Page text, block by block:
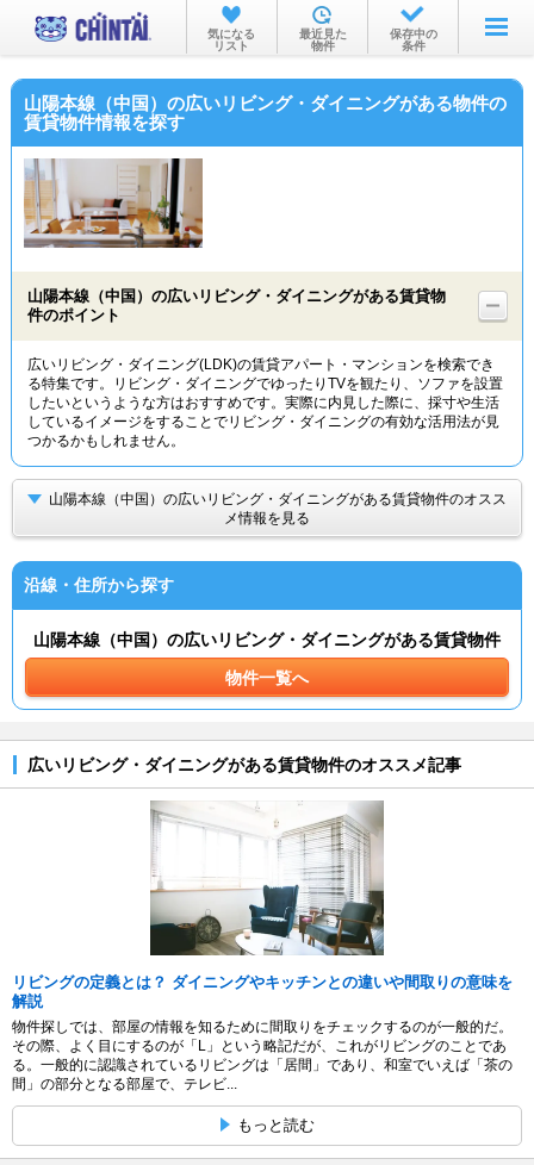
お部屋を探す
沿線・駅から
不動産会社から
気になる
リスト
最近見た
物件
保存中の
条件
山陽本線（中国）の広いリビング・ダイニングがある物件の
賃貸物件情報を探す
山陽本線（中国）の広いリビング・ダイニングがある賃貸物
件のポイント
広いリビング・ダイニング(LDK)の賃貸アパート・マンションを検索でき
る特集です。リビング・ダイニングでゆったりTVを観たり、ソファを設置
したいというような方はおすすめです。実際に内見した際に、採寸や生活
しているイメージをすることでリビング・ダイニングの有効な活用法が見
つかるかもしれません。
山陽本線（中国）の広いリビング・ダイニングがある賃貸物件のオスス
メ情報を見る
沿線・住所から探す
山陽本線（中国）の広いリビング・ダイニングがある賃貸物件
物件一覧へ
広いリビング・ダイニングがある賃貸物件のオススメ記事
リビングの定義とは？ ダイニングやキッチンとの違いや間取りの意味を
解説
物件探しでは、部屋の情報を知るために間取りをチェックするのが一般的だ。
その際、よく目にするのが「L」という略記だが、これがリビングのことであ
る。一般的に認識されているリビングは「居間」であり、和室でいえば「茶の
間」の部分となる部屋で、テレビ...
もっと読む